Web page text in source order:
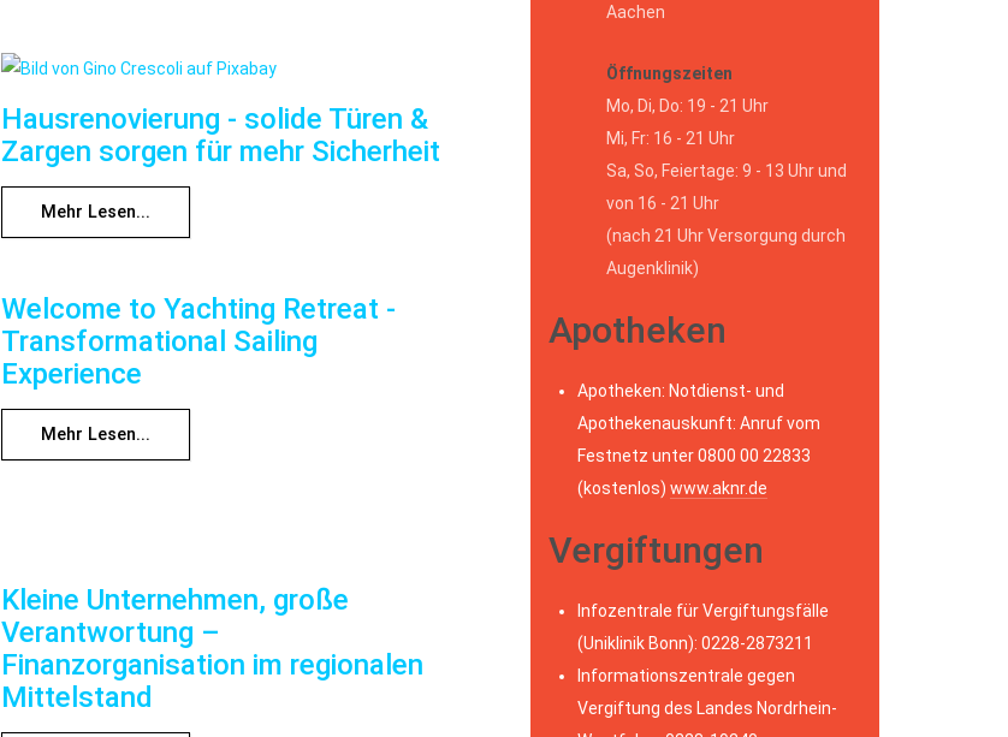
Hausrenovierung - solide Türen &
Zargen sorgen für mehr Sicherheit
Mehr Lesen...
Welcome to Yachting Retreat -
Transformational Sailing
Experience
Mehr Lesen...
Kleine Unternehmen, große
Verantwortung –
Finanzorganisation im regionalen
Mittelstand
Aachen
Öffnungszeiten
Mo, Di, Do: 19 - 21 Uhr
Mi, Fr: 16 - 21 Uhr
Sa, So, Feiertage: 9 - 13 Uhr und
von 16 - 21 Uhr
(nach 21 Uhr Versorgung durch
Augenklinik)
Apotheken
Apotheken: Notdienst- und
Apothekenauskunft: Anruf vom
Festnetz unter 0800 00 22833
(kostenlos) www.aknr.de
Vergiftungen
Infozentrale für Vergiftungsfälle
(Uniklinik Bonn): 0228-2873211
Informationszentrale gegen
Vergiftung des Landes Nordrhein-